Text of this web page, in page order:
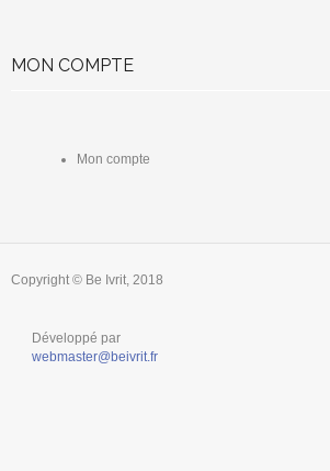
MON COMPTE
Mon compte
Copyright © Be Ivrit, 2018
Développé par
webmaster@beivrit.fr